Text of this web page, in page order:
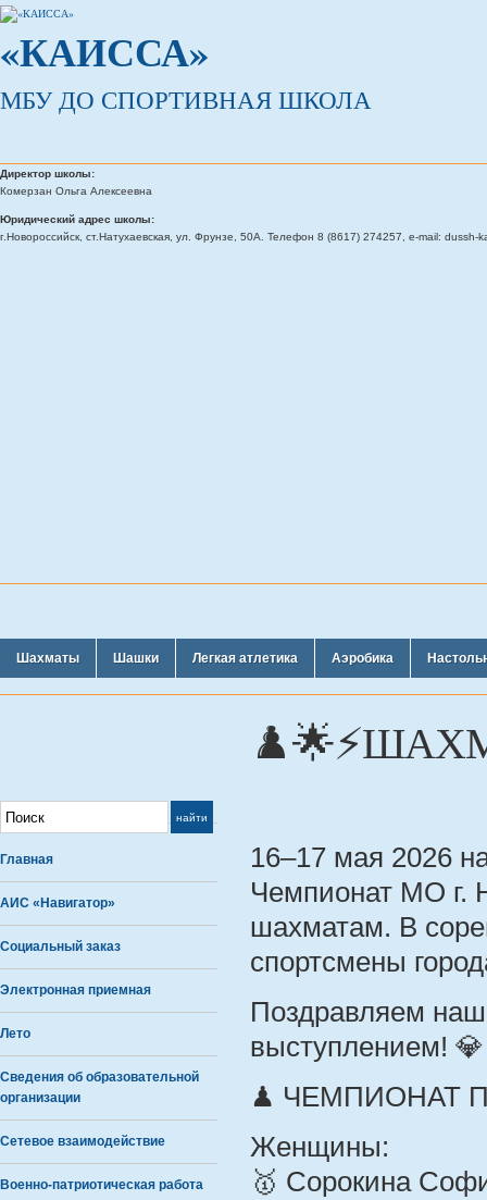
«КАИССА»
МБУ ДО СПОРТИВНАЯ ШКОЛА
Директор школы:
Комерзан Ольга Алексеевна
Юридический адрес школы:
г.Новороссийск, ст.Натухаевская, ул. Фрунзе, 50А. Телефон 8 (8617) 274257, e-mail: dussh-
Шахматы Шашки Легкая атлетика Аэробика
Главная
АИС «Навигатор»
Социальный заказ
Электронная приемная
Лето
Сведения об образовательной
организации
Сетевое взаимодействие
Военно-патриотическая работа
16–17 мая 2026
Чемпионат МО г.
шахматам. В
спортсмены
Поздравляем
выступлением! 💎
♟ ЧЕМПИОНАТ
Женщины:
🥇 Сорокина